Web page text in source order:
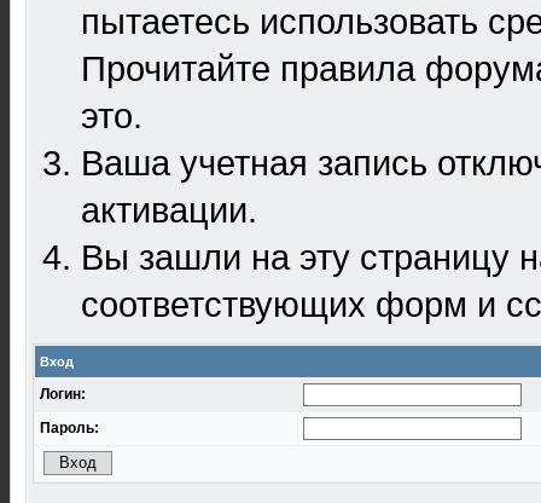
пытаетесь использовать
Прочитайте правила
это.
Ваша учетная запись
активации.
Вы зашли на эту
соответствующих форм и
Вход
Логин:
Пароль: